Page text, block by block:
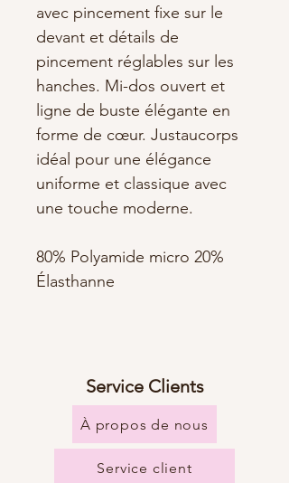
avec pincement fixe sur le
devant et détails de
pincement réglables sur les
hanches. Mi-dos ouvert et
ligne de buste élégante en
forme de cœur. Justaucorps
idéal pour une élégance
uniforme et classique avec
une touche moderne.
80% Polyamide micro 20%
Élasthanne
Service Clients
À propos de nous
Service client